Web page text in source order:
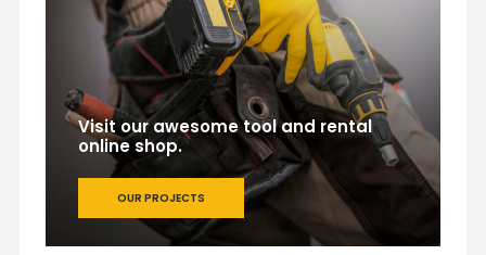
Visit our awesome tool and rental
online shop.
OUR PROJECTS